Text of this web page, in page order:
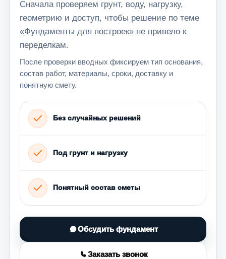
Сначала проверяем грунт, воду, нагрузку,
геометрию и доступ, чтобы решение по теме
«Фундаменты для построек» не привело к
переделкам.
После проверки вводных фиксируем тип основания,
состав работ, материалы, сроки, доставку и
понятную смету.
Без случайных решений
Под грунт и нагрузку
Понятный состав сметы
Обсудить фундамент
Заказать звонок